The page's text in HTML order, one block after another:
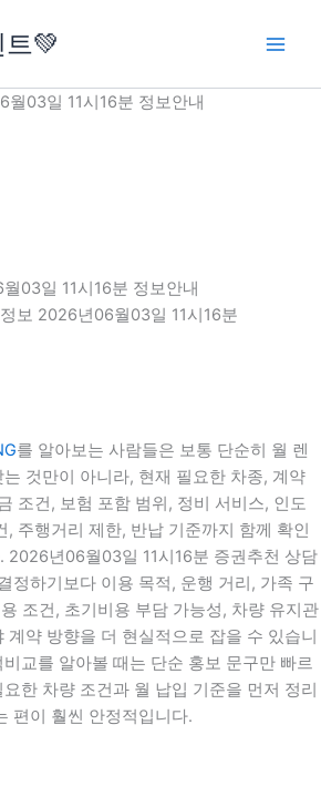
💚
03일 11시16분 정보안내
03일 11시16분 정보안내
보 2026년06월03일 11시16분
를 알아보는 사람들은 보통 단순히 월 렌
것만이 아니라, 현재 필요한 차종, 계약
조건, 보험 포함 범위, 정비 서비스, 인도
, 주행거리 제한, 반납 기준까지 함께 확인
2026년06월03일 11시16분 증권추천 상담
정하기보다 이용 목적, 운행 거리, 가족 구
조건, 초기비용 부담 가능성, 차량 유지관
계약 방향을 더 현실적으로 잡을 수 있습니
교를 알아볼 때는 단순 홍보 문구만 빠르
한 차량 조건과 월 납입 기준을 먼저 정리
편이 훨씬 안정적입니다.